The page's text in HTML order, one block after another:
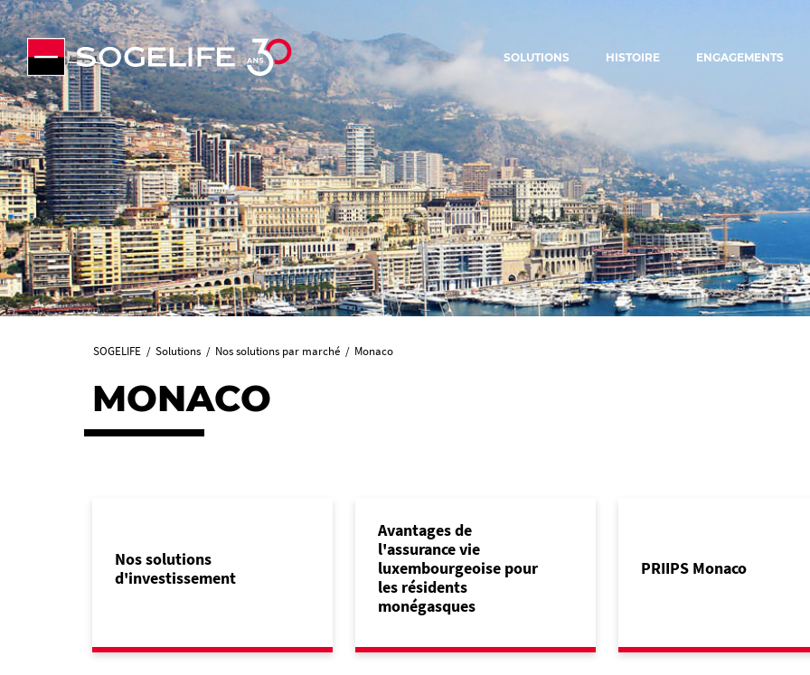
SOLUTIONS HISTOIRE ENGAGEMENTS
SOGELIFE Solutions Nos solutions par marché Monaco
MONACO
Nos solutions
d'investissement
Avantages de
l'assurance vie
luxembourgeoise pour
les résidents
monégasques
PRIIPS Monaco